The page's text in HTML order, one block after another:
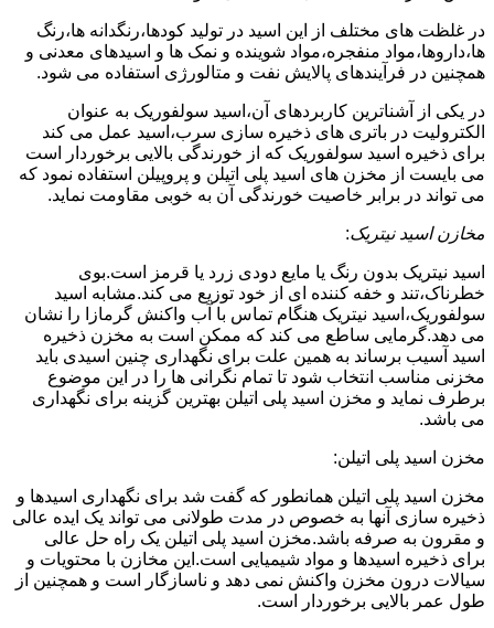
در غلظت های مختلف از این اسید در تولید کودها،رنگدانه ها،رنگ
ها،داروها،مواد منفجره،مواد شوینده و نمک ها و اسیدهای معدنی و
همچنین در فرآیندهای پالایش نفت و متالورژی استفاده می شود.
در یکی از آشناترین کاربردهای آن،اسید سولفوریک به عنوان
الکترولیت در باتری های ذخیره سازی سرب،اسید عمل می کند
برای ذخیره اسید سولفوریک که از خورندگی بالایی برخوردار است
می بایست از مخزن های اسید پلی اتیلن و پروپیلن استفاده نمود که
می تواند در برابر خاصیت خورندگی آن به خوبی مقاومت نماید.
مخازن اسید نیتریک:
اسید نیتریک بدون رنگ یا مایع دودی زرد یا قرمز است.بوی
خطرناک،تند و خفه کننده ای از خود توزیع می کند.مشابه اسید
سولفوریک،اسید نیتریک هنگام تماس با آب واکنش گرمازا را نشان
می دهد.گرمایی ساطع می کند که ممکن است به مخزن ذخیره
اسید آسیب برساند به همین علت برای نگهداری چنین اسیدی باید
مخزنی مناسب انتخاب شود تا تمام نگرانی ها را در این موضوع
برطرف نماید و مخزن اسید پلی اتیلن بهترین گزینه برای نگهداری
می باشد.
مخزن اسید پلی اتیلن:
مخزن اسید پلی اتیلن همانطور که گفت شد برای نگهداری اسیدها و
ذخیره سازی آنها به خصوص در مدت طولانی می تواند یک ایده عالی
و مقرون به صرفه باشد.مخزن اسید پلی اتیلن یک راه حل عالی
برای ذخیره اسیدها و مواد شیمیایی است.این مخازن با محتویات و
سیالات درون مخزن واکنش نمی دهد و ناسازگار است و همچنین از
طول عمر بالایی برخوردار است.